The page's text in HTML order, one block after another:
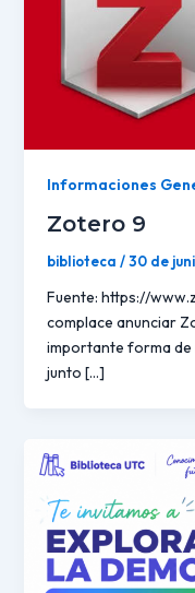
Informaciones
Zotero 9
biblioteca /30 de
Fuente: https://
complace anunciar
importante forma de
junto […]